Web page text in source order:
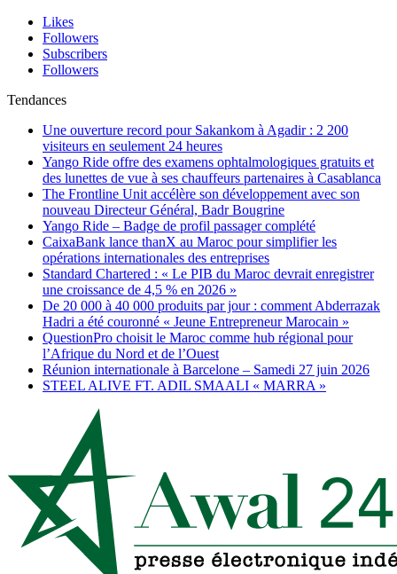
Likes
Followers
Subscribers
Followers
Tendances
Une ouverture record pour Sakankom à Agadir : 2 200
visiteurs en seulement 24 heures
Yango Ride offre des examens ophtalmologiques gratuits et
des lunettes de vue à ses chauffeurs partenaires à Casablanca
The Frontline Unit accélère son développement avec son
nouveau Directeur Général, Badr Bougrine
Yango Ride – Badge de profil passager complété
CaixaBank lance thanX au Maroc pour simplifier les
opérations internationales des entreprises
Standard Chartered : « Le PIB du Maroc devrait enregistrer
une croissance de 4,5 % en 2026 »
De 20 000 à 40 000 produits par jour : comment Abderrazak
Hadri a été couronné « Jeune Entrepreneur Marocain »
QuestionPro choisit le Maroc comme hub régional pour
l’Afrique du Nord et de l’Ouest
Réunion internationale à Barcelone – Samedi 27 juin 2026
STEEL ALIVE FT. ADIL SMAALI « MARRA »